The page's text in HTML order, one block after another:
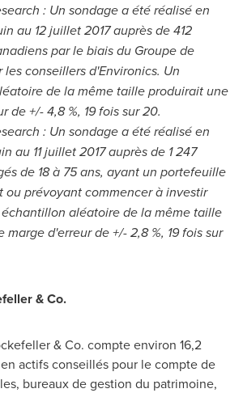
: Un sondage a été réalisé en
au 12 juillet 2017 auprès de 412
par le biais du Groupe de
les conseillers d'Environics. Un
de la même taille produirait une
de +/- 4,8 %, 19 fois sur 20.
: Un sondage a été réalisé en
au 11 juillet 2017 auprès de 1 247
de 18 à 75 ans, ayant un portefeuille
ou prévoyant commencer à investir
aléatoire de la même taille
d'erreur de +/- 2,8 %, 19 fois sur
& Co.
& Co. compte environ 16,2
actifs conseillés pour le compte de
bureaux de gestion du patrimoine,